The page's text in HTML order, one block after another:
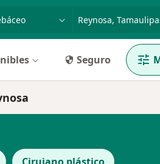
enfermedad o nombre
Seguro